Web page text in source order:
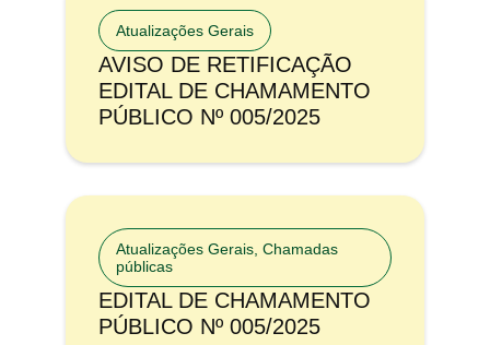
Atualizações Gerais
AVISO DE RETIFICAÇÃO
EDITAL DE CHAMAMENTO
PÚBLICO Nº 005/2025
Atualizações Gerais Chamadas
públicas
EDITAL DE CHAMAMENTO
PÚBLICO Nº 005/2025